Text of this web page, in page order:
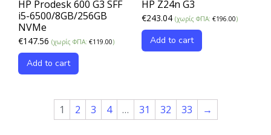
HP Prodesk 600 G3 SFF
i5-6500/8GB/256GB
NVMe
€147.56 (χωρίς ΦΠΑ: €119.00)
Add to cart
HP Z24n G3
€243.04 (χωρίς ΦΠΑ: €196.00)
Add to cart
1 2 3 4 … 31 32 33 →